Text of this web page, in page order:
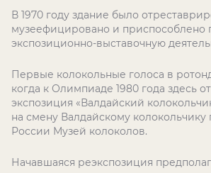
В 1970 году здание было
музеефицировано и приспособлено
экспозиционно-выставочную
Первые колокольные голоса в
когда к Олимпиаде 1980 года здесь
экспозиция «Валдайский
на смену Валдайскому
России Музей колоколов.
Начавшаяся реэкспозиция